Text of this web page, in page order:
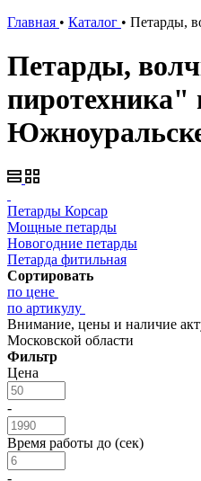
Главная • Каталог • Петарды,
Петарды,
пиротехника"
Петарды Корсар
Мощные петарды
Новогодние петарды
Петарда фитильная
Сортировать
по цене
по артикулу
Внимание, цены и наличие
Московской области
Фильтр
Цена
-
Время работы до (сек)
-